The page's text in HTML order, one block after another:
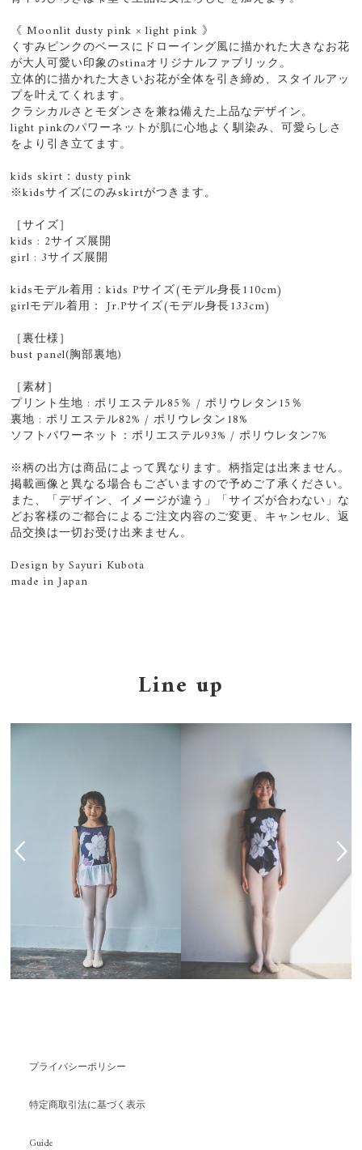
《 Moonlit dusty pink × light pink 》
くすみピンクのベースにドローイング風に描かれた大きなお花
が大人可愛い印象のstinaオリジナルファブリック。
立体的に描かれた大きいお花が全体を引き締め、スタイルアッ
プを叶えてくれます。
クラシカルさとモダンさを兼ね備えた上品なデザイン。
light pinkのパワーネットが肌に心地よく馴染み、可愛らしさ
をより引き立てます。
kids skirt：dusty pink
※kidsサイズにのみskirtがつきます。
［サイズ］
kids : 2サイズ展開
girl : 3サイズ展開
kidsモデル着用：kids Pサイズ(モデル身長110cm)
girlモデル着用： Jr.Pサイズ(モデル身長133cm)
［裏仕様］
bust panel(胸部裏地)
［素材］
プリント生地 : ポリエステル85％ / ポリウレタン15％
裏地 : ポリエステル82% / ポリウレタン18%
ソフトパワーネット：ポリエステル93% / ポリウレタン7%
※柄の出方は商品によって異なります。柄指定は出来ません。
掲載画像と異なる場合もございますので予めご了承ください。
また、「デザイン、イメージが違う」「サイズが合わない」な
どお客様のご都合によるご注文内容のご変更、キャンセル、返
品交換は一切お受け出来ません。
Design by Sayuri Kubota
made in Japan
Line up
プライバシーポリシー
特定商取引法に基づく表示
Guide